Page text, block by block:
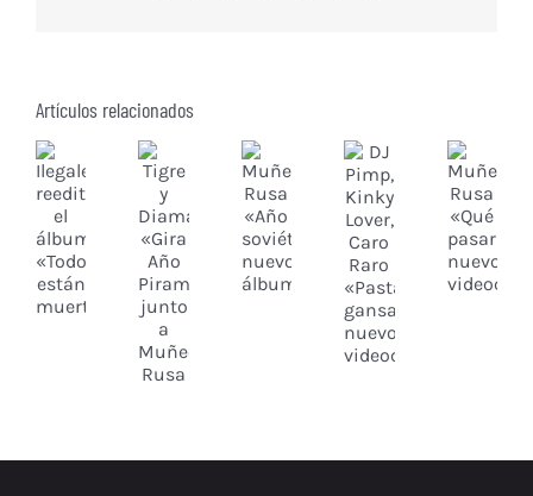
Artículos relacionados